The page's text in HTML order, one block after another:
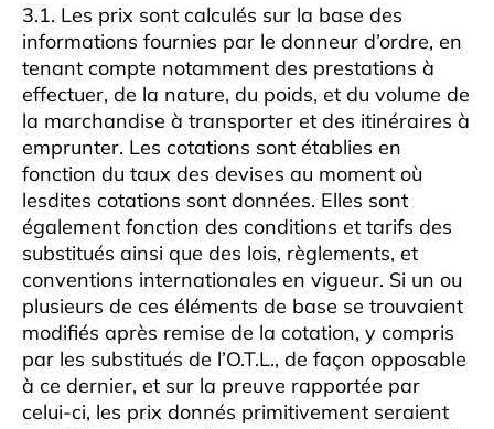
3.1. Les prix sont calculés sur la base des
informations fournies par le donneur d’ordre, en
tenant compte notamment des prestations à
effectuer, de la nature, du poids, et du volume de
la marchandise à transporter et des itinéraires à
emprunter. Les cotations sont établies en
fonction du taux des devises au moment où
lesdites cotations sont données. Elles sont
également fonction des conditions et tarifs des
substitués ainsi que des lois, règlements, et
conventions internationales en vigueur. Si un ou
plusieurs de ces éléments de base se trouvaient
modifiés après remise de la cotation, y compris
par les substitués de l’O.T.L., de façon opposable
à ce dernier, et sur la preuve rapportée par
celui-ci, les prix donnés primitivement seraient